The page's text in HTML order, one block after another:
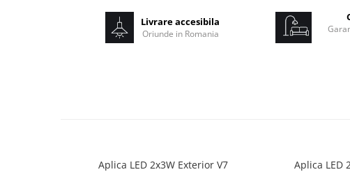
Livrare accesibila
Oriunde in Romania
Aplica LED 2x3W Exterior V7
Aplica LED